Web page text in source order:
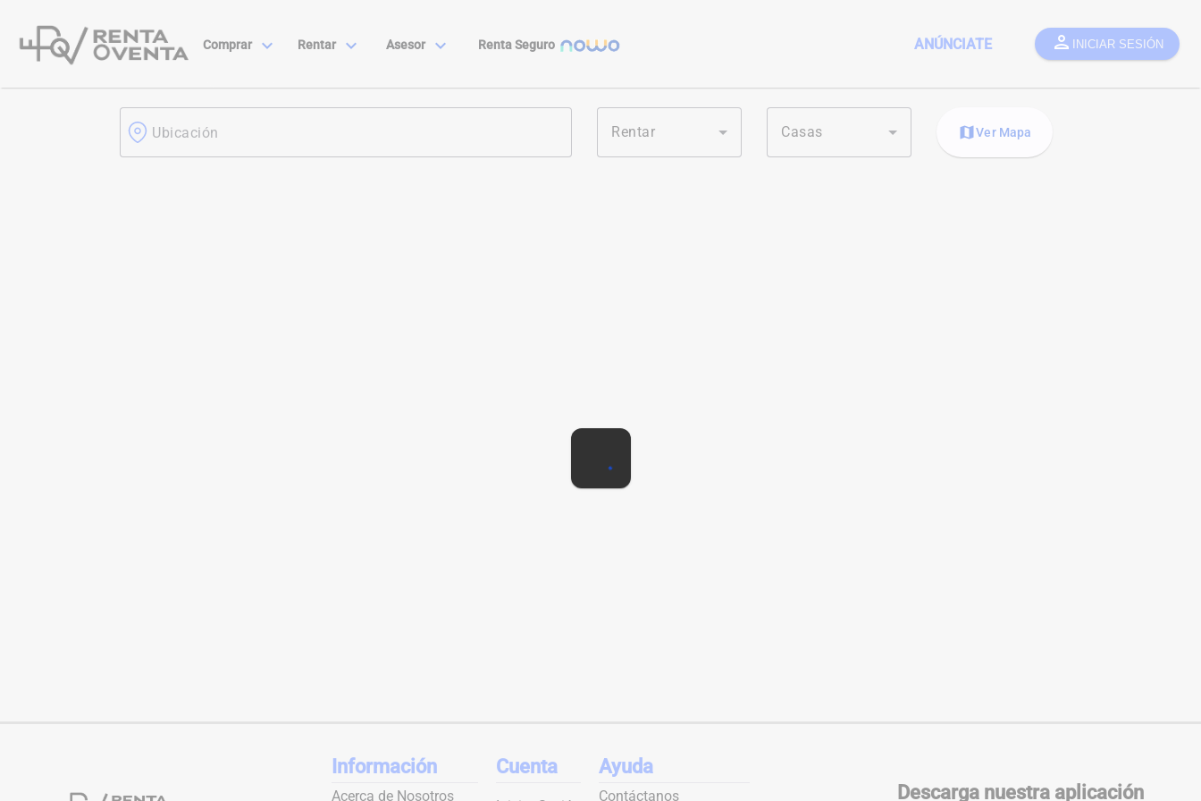
Comprar expand_more Rentar expand_more Asesor expand_more Renta Seguro ANÚNCIATE person INICIAR SESIÓN
Ubicación Rentar Casas mapVer Mapa
Información
Acerca de Nosotros
Cuenta Ayuda
Contáctanos Descarga nuestra aplicación